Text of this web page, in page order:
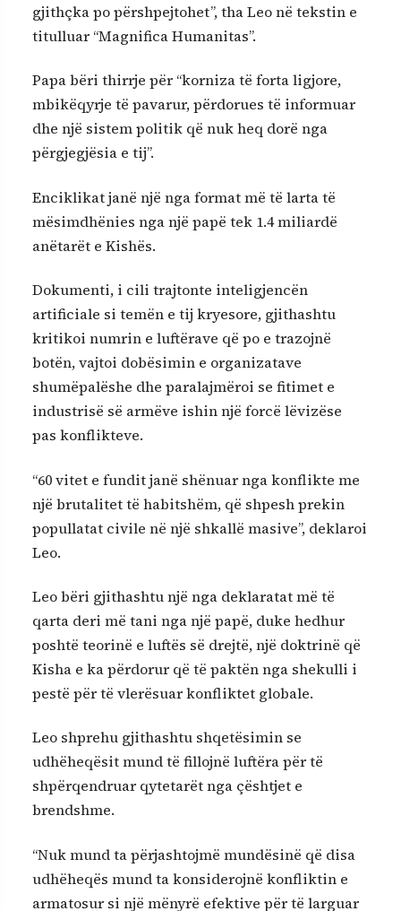
gjithçka po përshpejtohet”, tha Leo në tekstin e
titulluar “Magnifica Humanitas”.
Papa bëri thirrje për “korniza të forta ligjore,
mbikëqyrje të pavarur, përdorues të informuar
dhe një sistem politik që nuk heq dorë nga
përgjegjësia e tij”.
Enciklikat janë një nga format më të larta të
mësimdhënies nga një papë tek 1.4 miliardë
anëtarët e Kishës.
Dokumenti, i cili trajtonte inteligjencën
artificiale si temën e tij kryesore, gjithashtu
kritikoi numrin e luftërave që po e trazojnë
botën, vajtoi dobësimin e organizatave
shumëpalëshe dhe paralajmëroi se fitimet e
industrisë së armëve ishin një forcë lëvizëse
pas konflikteve.
“60 vitet e fundit janë shënuar nga konflikte me
një brutalitet të habitshëm, që shpesh prekin
popullatat civile në një shkallë masive”, deklaroi
Leo.
Leo bëri gjithashtu një nga deklaratat më të
qarta deri më tani nga një papë, duke hedhur
poshtë teorinë e luftës së drejtë, një doktrinë që
Kisha e ka përdorur që të paktën nga shekulli i
pestë për të vlerësuar konfliktet globale.
Leo shprehu gjithashtu shqetësimin se
udhëheqësit mund të fillojnë luftëra për të
shpërqendruar qytetarët nga çështjet e
brendshme.
“Nuk mund ta përjashtojmë mundësinë që disa
udhëheqës mund ta konsiderojnë konfliktin e
armatosur si një mënyrë efektive për të larguar